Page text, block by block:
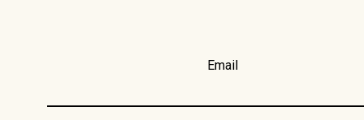
Email